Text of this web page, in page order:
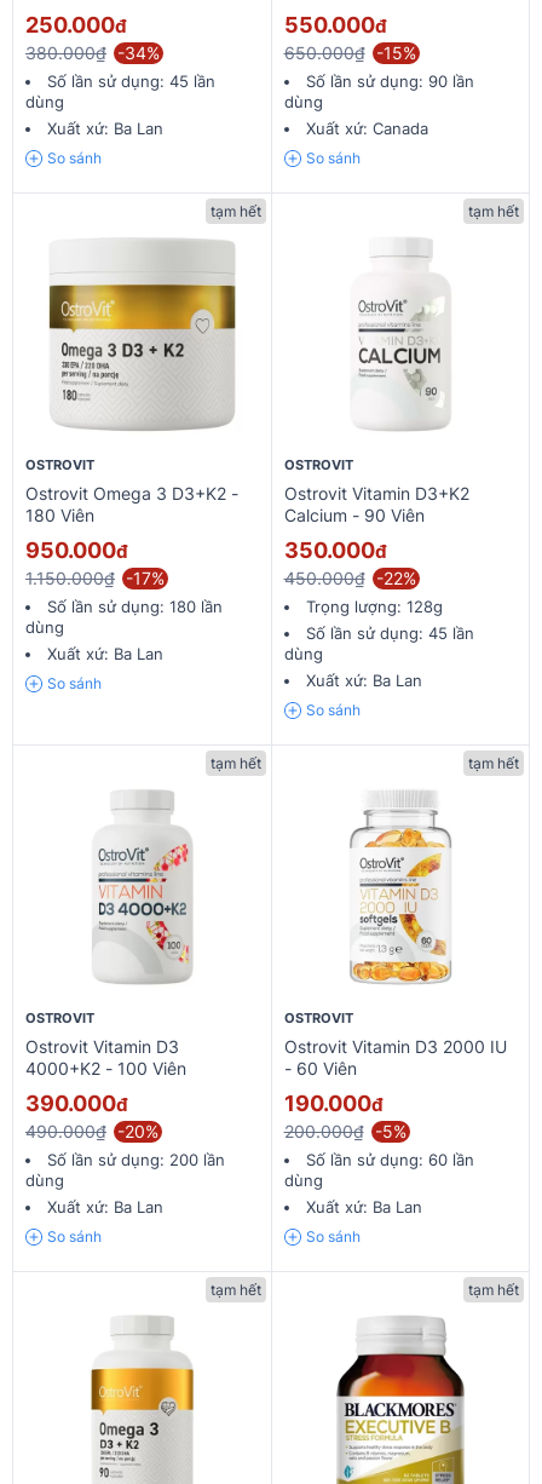
250.000đ
380.000₫ -34%
Số lần sử dụng: 45 lần
dùng
Xuất xứ: Ba Lan
So sánh
550.000đ
650.000₫ -15%
Số lần sử dụng: 90 lần
dùng
Xuất xứ: Canada
So sánh
tạm hết
OSTROVIT
Ostrovit Omega 3 D3+K2 -
180 Viên
950.000đ
1.150.000₫ -17%
Số lần sử dụng: 180 lần
dùng
Xuất xứ: Ba Lan
So sánh
tạm hết
OSTROVIT
Ostrovit Vitamin D3+K2
Calcium - 90 Viên
350.000đ
450.000₫ -22%
Trọng lượng: 128g
Số lần sử dụng: 45 lần
dùng
Xuất xứ: Ba Lan
So sánh
tạm hết
OSTROVIT
Ostrovit Vitamin D3
4000+K2 - 100 Viên
390.000đ
490.000₫ -20%
Số lần sử dụng: 200 lần
dùng
Xuất xứ: Ba Lan
So sánh
tạm hết
OSTROVIT
Ostrovit Vitamin D3 2000 IU
- 60 Viên
190.000đ
200.000₫ -5%
Số lần sử dụng: 60 lần
dùng
Xuất xứ: Ba Lan
So sánh
tạm hết tạm hết